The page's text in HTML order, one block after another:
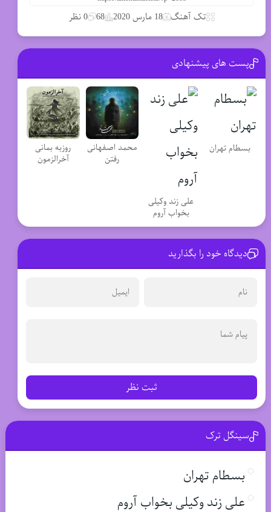
تک آهنگ 18 مارس 2020 68 0 نظر
پست های پیشنهادی
بسطام تهران
علی زند وکیلی
بخواب آروم
محمد اصفهانی
رفتن
روزبه بمانی
آخرالزمون
دیدگاه خود را بگذارید
ثبت نظر
سینگل ترک
بسطام تهران
علی زند وکیلی بخواب آروم